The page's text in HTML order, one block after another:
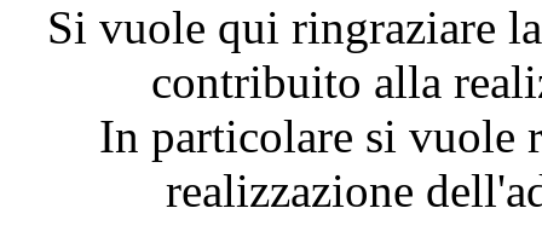
Si vuole qui ringraziare
contribuito alla
In particolare si vuole
realizzazione